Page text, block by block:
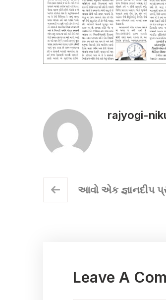
rajyogi-
આવો એક જ્ઞાનદીપ
Leave A